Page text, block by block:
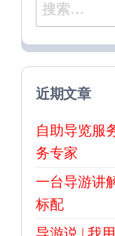
索：
近期文章
自助导览服
务专家
一台导游讲
标配